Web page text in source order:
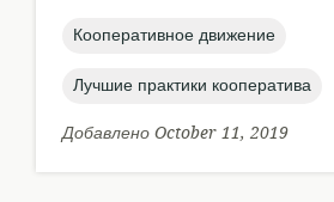
topic:
Кооперативное движение
topic:
Лучшие практики кооператива
Добавлено October 11, 2019